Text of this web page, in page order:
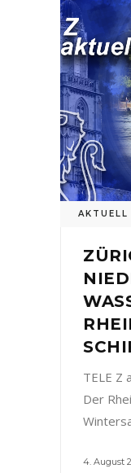
AKTUELL
TELE Z
Der
4. August